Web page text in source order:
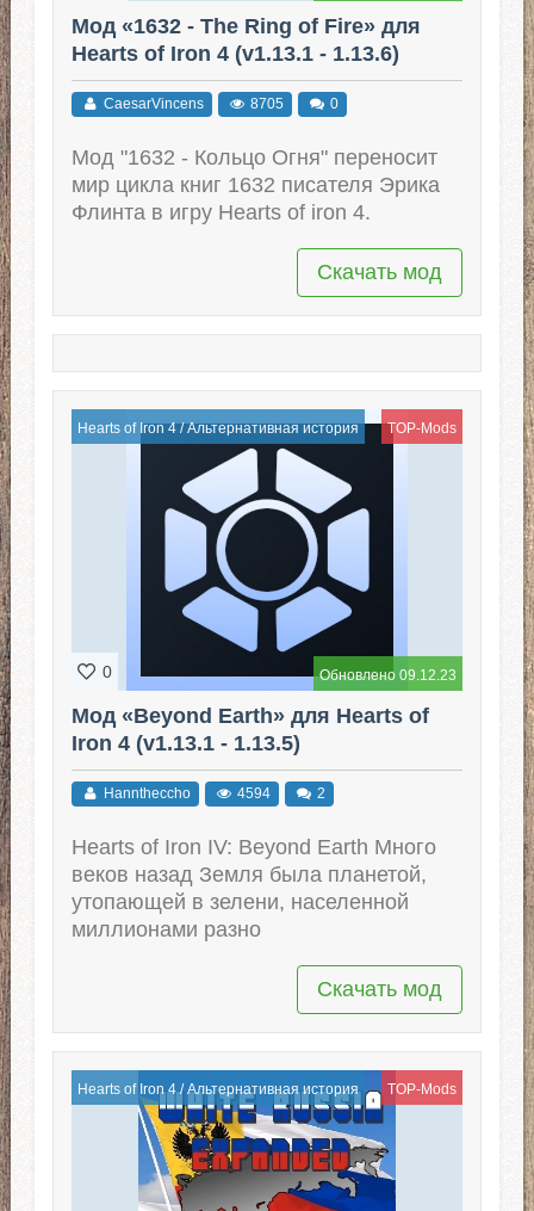
Мод «1632 - The Ring of Fire» для
Hearts of Iron 4 (v1.13.1 - 1.13.6)
CaesarVincens 8705 0
Мод "1632 - Кольцо Огня" переносит
мир цикла книг 1632 писателя Эрика
Флинта в игру Hearts of iron 4.
Скачать мод
Hearts of Iron 4/Альтернативная история TOP-Mods
Обновлено 09.12.23
0
Мод «Beyond Earth» для Hearts of
Iron 4 (v1.13.1 - 1.13.5)
Hanntheccho 4594 2
Hearts of Iron IV: Beyond Earth Много
веков назад Земля была планетой,
утопающей в зелени, населенной
миллионами разно
Скачать мод
Hearts of Iron 4/Альтернативная история TOP-Mods